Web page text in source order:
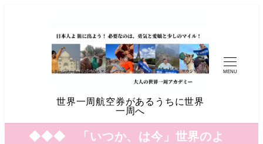
世界一周航空券があるうちに世界
一周へ
MENU
◆◆◆ 「いつか、は今」世界のよ